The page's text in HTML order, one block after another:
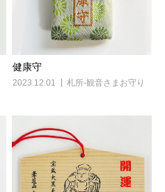
健康守
2023.12.01 札所-観音さまお守り